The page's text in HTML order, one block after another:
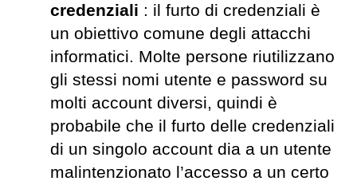
credenziali : il furto di credenziali è
un obiettivo comune degli attacchi
informatici. Molte persone riutilizzano
gli stessi nomi utente e password su
molti account diversi, quindi è
probabile che il furto delle credenziali
di un singolo account dia a un utente
malintenzionato l’accesso a un certo